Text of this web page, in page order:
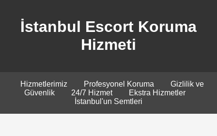
İstanbul Escort Koruma
Hizmeti
Hizmetlerimiz Profesyonel Koruma
Gizlilik ve
Güvenlik
24/7 Hizmet
Ekstra Hizmetler
İstanbul'un Semtleri